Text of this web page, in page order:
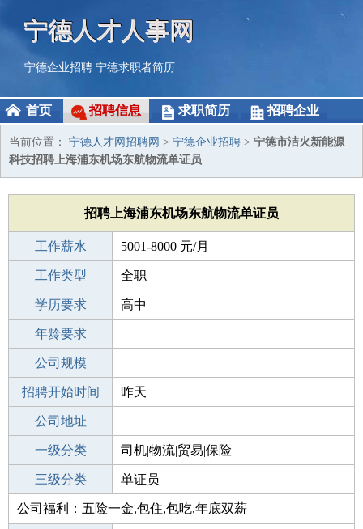
宁德人才人事网
宁德企业招聘 宁德求职者简历
首页 招聘信息 求职简历 招聘企业
当前位置： 宁德人才网招聘网 > 宁德企业招聘 > 宁德市洁火新能源
科技招聘上海浦东机场东航物流单证员
招聘上海浦东机场东航物流单证员
工作薪水 5001-8000 元/月
招聘人数 10人
工作类型 全职
性别要求 -
学历要求 高中
工作经验
年龄要求
工作地点
公司规模
公司电话
招聘开始时间 昨天
招聘结束时间
公司地址
一级分类 司机|物流|贸易|保险
二级分类 物流/仓储
三级分类 单证员
其他行业 咨询|法律|教育科研|翻译
公司福利：五险一金,包住,包吃,年底双薪